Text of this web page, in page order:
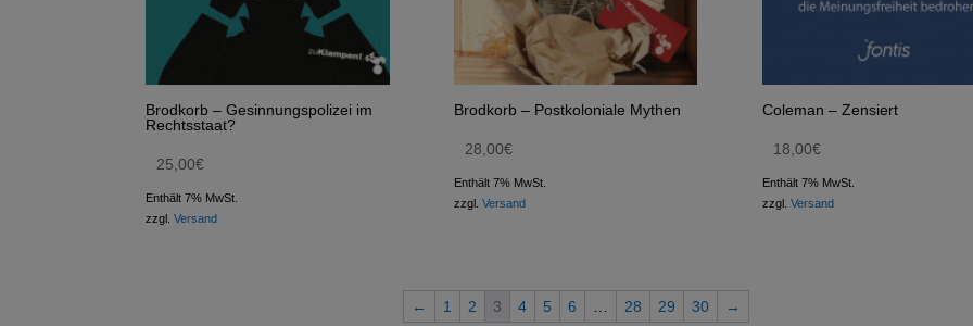
Brodkorb – Gesinnungspolizei im
Rechtsstaat?
25,00€
Enthält 7% MwSt.
zzgl.Versand
Brodkorb – Postkoloniale Mythen
28,00€
Enthält 7% MwSt.
zzgl. Versand
Coleman – Zensiert
18,00€
Enthält 7% MwSt.
zzgl. Versand
← 1 2 3 4 5 6 … 28 29 30 →